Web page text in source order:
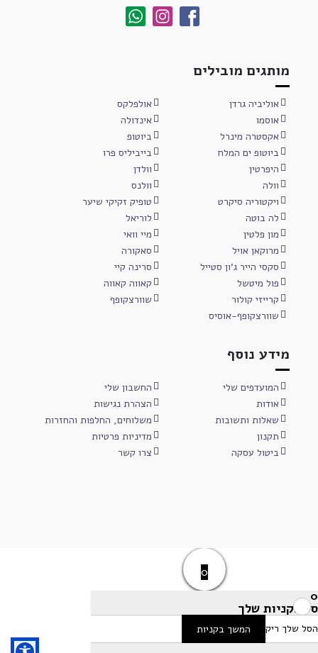
מותגים מובילים
אוליביה גרדן
אולפלקס
אוסמו
אינדולה
אקסטרה מינרל
ביוטופ
ביוטופ ים המלח
בייביליס פרו
היפרטין
וולדן
וולה
וולנס
ויקטוריה סיקרט
טופיק זקיקי שיער
לה בוטה
לוריאל
מון פלטין
מיי וואי
מרוקאן אויל
סאקורה
סקסי הייר ג'ון סטייל
סרינה קיי
פול מיטשל
קאווה קאווה
קרייזי קולור
שוורצקופף
שוורצקופף-אוסיס
מידע נוסף
המועדפים שלי
החשבון שלי
אודות
הצהרת נגישות
שאלות ותשובות
משלוחים, החלפות והחזרות
תקנון
מדיניות פרטיות
ביטול עסקה
צרו קשר
0
0
סל הקניות שלך
הסל שלך ריק המשך בקניות